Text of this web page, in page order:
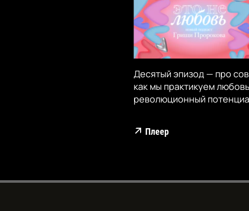
Десятый эпизод — про
как мы практикуем
революционный
Плеер